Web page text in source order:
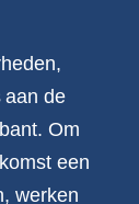
aan de
Om
een
werken